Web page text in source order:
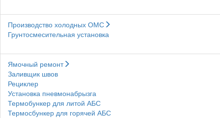
Производство холодных ОМС
Грунтосмесительная установка
Ямочный ремонт
Заливщик швов
Рециклер
Установка пневмонабрызга
Термобункер для литой АБС
Термосбункер для горячей АБС